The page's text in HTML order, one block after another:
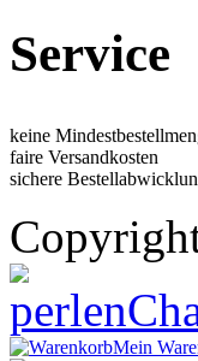
Service
keine
faire Versandkosten
sichere
Mein